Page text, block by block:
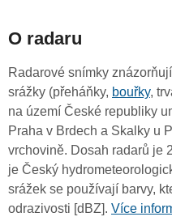
O radaru
Radarové snímky
srážky (přeháňky, bouřky,
na území České republiky
Praha v Brdech a Skalky u
vrchovině. Dosah radarů je
je Český
srážek se používají barvy,
odrazivosti [dBZ]. Více